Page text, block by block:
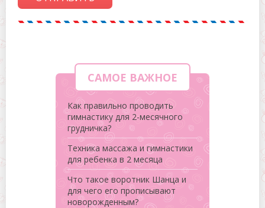
САМОЕ ВАЖНОЕ
Как правильно проводить
гимнастику для 2-месячного
грудничка?
Техника массажа и гимнастики
для ребенка в 2 месяца
Что такое воротник Шанца и
для чего его прописывают
новорожденным?